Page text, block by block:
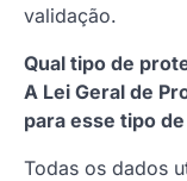
validação.
Qual tipo de
A Lei Geral de
para esse tipo
Todas os dados